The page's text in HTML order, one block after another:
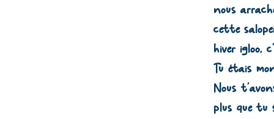
nous
cette
hiver igloo,
Tu étais
Nous
plus que tu